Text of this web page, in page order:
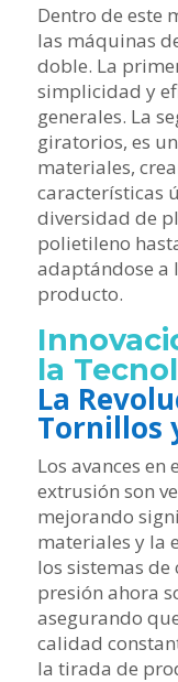
Dentro de este
las máquinas
doble. La
simplicidad y
generales. La
giratorios, es
materiales,
características
diversidad de
polietileno
adaptándose a
producto.
la
La
Tornillos
Los avances
extrusión son
mejorando
materiales y la
los sistemas
presión ahora
asegurando
calidad
la tirada de